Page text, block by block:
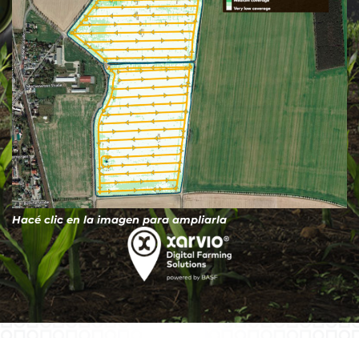
Hacé clic en la imagen para ampliarla